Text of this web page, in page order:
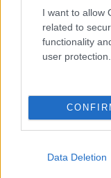
I want to allow
related to
functionality
user protection.
Data Deletion
«Εγώ είμαι η
Η Maria Rolls χωρίς